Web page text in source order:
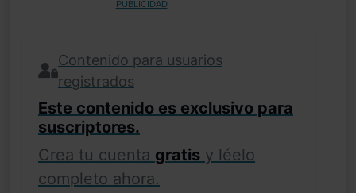
PUBLICIDAD
Contenido para usuarios
registrados
Este contenido es exclusivo para
suscriptores.
Crea tu cuenta gratis y léelo
completo ahora.